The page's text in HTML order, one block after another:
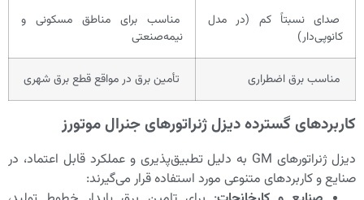
صدای نسبتاً کم (در مدل
کانوپی‌دار)
مناسب برای مناطق مسکونی و
نیمه‌صنعتی
مناسب برق اضطراری تأمین برق در مواقع قطع برق شهری
کاربردهای گسترده دیزل ژنراتورهای جنرال موتورز
دیزل ژنراتورهای GM به دلیل تطبیق‌پذیری و عملکرد قابل اعتماد، در
صنایع و کاربردهای متنوعی مورد استفاده قرار می‌گیرند: